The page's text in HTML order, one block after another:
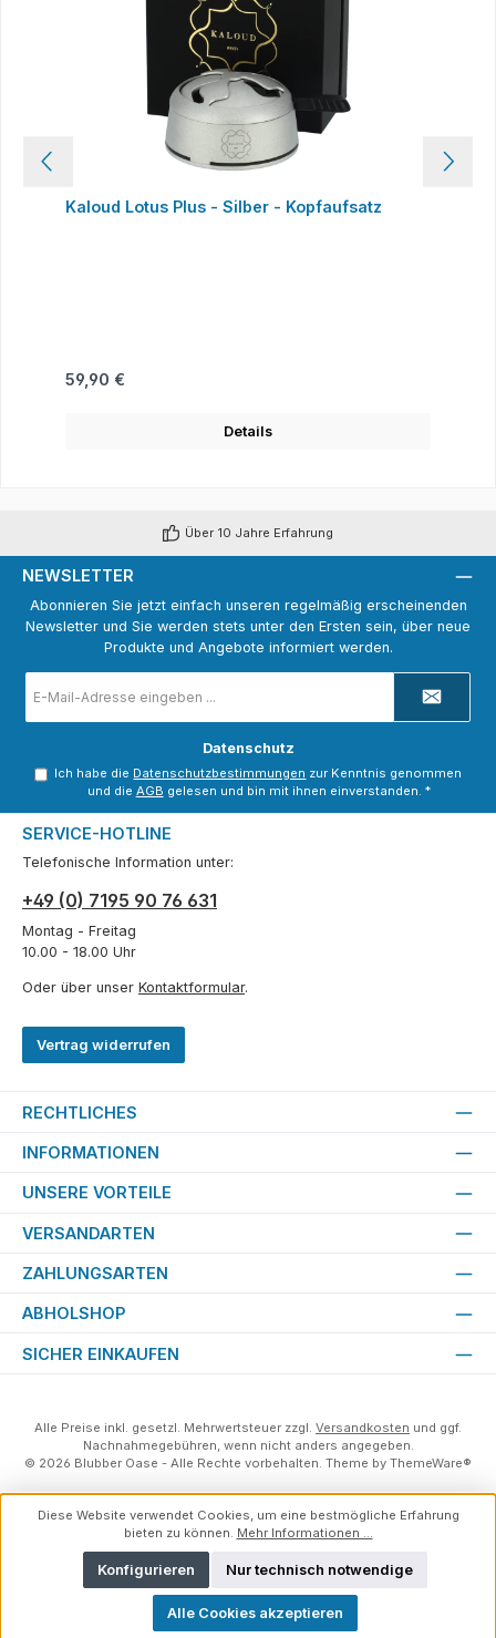
Kaloud Lotus Plus - Silber - Kopfaufsatz
Regulärer Preis:
59,90 €
Details
Über 10 Jahre Erfahrung
NEWSLETTER
Abonnieren Sie jetzt einfach unseren regelmäßig erscheinenden
Newsletter und Sie werden stets unter den Ersten sein, über neue
Produkte und Angebote informiert werden.
Mail-
Adresse
Datenschutz
Ich habe die Datenschutzbestimmungen zur Kenntnis genommen
und die AGB gelesen und bin mit ihnen einverstanden. *
SERVICE-HOTLINE
Telefonische Information unter:
+49 (0) 7195 90 76 631
Montag - Freitag
10.00 - 18.00 Uhr
Oder über unser Kontaktformular.
Vertrag widerrufen
RECHTLICHES
INFORMATIONEN
UNSERE VORTEILE
VERSANDARTEN
ZAHLUNGSARTEN
ABHOLSHOP
SICHER EINKAUFEN
Alle Preise inkl. gesetzl. Mehrwertsteuer zzgl. Versandkosten und ggf.
Nachnahmegebühren, wenn nicht anders angegeben.
© 2026 Blubber Oase - Alle Rechte vorbehalten. Theme by ThemeWare®
Diese Website verwendet Cookies, um eine bestmögliche Erfahrung
bieten zu können. Mehr Informationen ...
Nur technisch notwendige
Konfigurieren
Alle Cookies akzeptieren